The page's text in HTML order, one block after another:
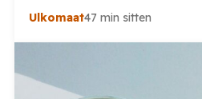
lääketieteellisen
Senaatin valiokunnan
heinäkuuta antama lausunto
Ulkomaat47 min sitten